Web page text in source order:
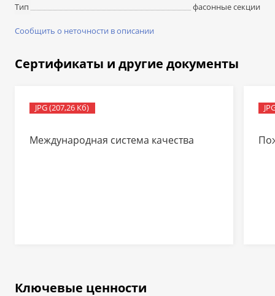
Тип
фасонные секции
Сообщить о неточности в описании
Сертификаты и другие документы
JPG (207,26 Кб)
Международная система качества
Ключевые ценности